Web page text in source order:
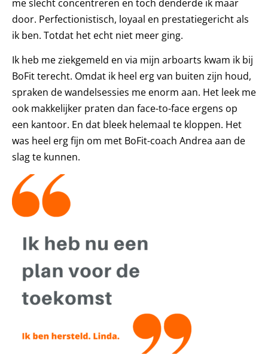
me slecht concentreren en toch denderde ik maar
door. Perfectionistisch, loyaal en prestatiegericht als
ik ben. Totdat het echt niet meer ging.
Ik heb me ziekgemeld en via mijn arboarts kwam ik bij
BoFit terecht. Omdat ik heel erg van buiten zijn houd,
spraken de wandelsessies me enorm aan. Het leek me
ook makkelijker praten dan face-to-face ergens op
een kantoor. En dat bleek helemaal te kloppen. Het
was heel erg fijn om met BoFit-coach Andrea aan de
slag te kunnen.